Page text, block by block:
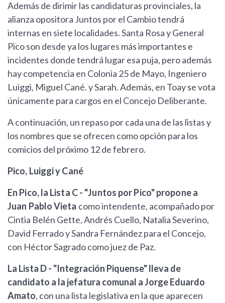
Además de dirimir las candidaturas provinciales, la
alianza opositora Juntos por el Cambio tendrá
internas en siete localidades. Santa Rosa y General
Pico son desde ya los lugares más importantes e
incidentes donde tendrá lugar esa puja, pero además
hay competencia en Colonia 25 de Mayo, Ingeniero
Luiggi, Miguel Cané. y Sarah. Además, en Toay se vota
únicamente para cargos en el Concejo Deliberante.
A continuación, un repaso por cada una de las listas y
los nombres que se ofrecen como opción para los
comicios del próximo 12 de febrero.
Pico, Luiggi y Cané
En Pico, la Lista C - "Juntos por Pico" propone a
Juan Pablo Vieta como intendente, acompañado por
Cintia Belén Gette, Andrés Cuello, Natalia Severino,
David Ferrado y Sandra Fernández para el Concejo,
con Héctor Sagrado como juez de Paz.
La Lista D - "Integración Piquense" lleva de
candidato a la jefatura comunal a Jorge Eduardo
Amato, con una lista legislativa en la que aparecen